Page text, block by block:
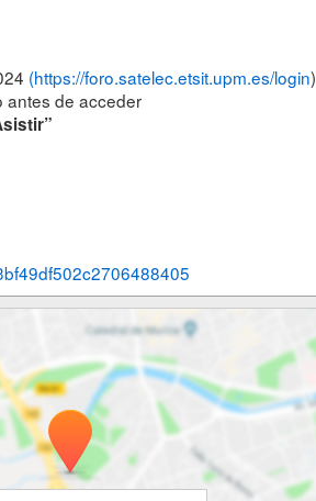
(https://foro.satelec.etsit.upm.es/login)
antes de acceder